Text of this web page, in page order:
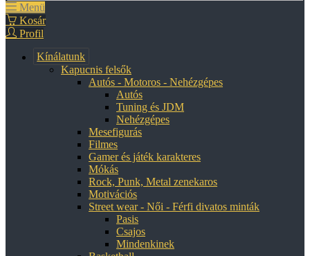
Menü
Kosár
Profil
Kínálatunk
Kapucnis felsők
Autós - Motoros - Nehézgépes
Autós
Tuning és JDM
Nehézgépes
Mesefigurás
Filmes
Gamer és játék karakteres
Mókás
Rock, Punk, Metal zenekaros
Motivációs
Street wear - Női - Férfi divatos minták
Pasis
Csajos
Mindenkinek